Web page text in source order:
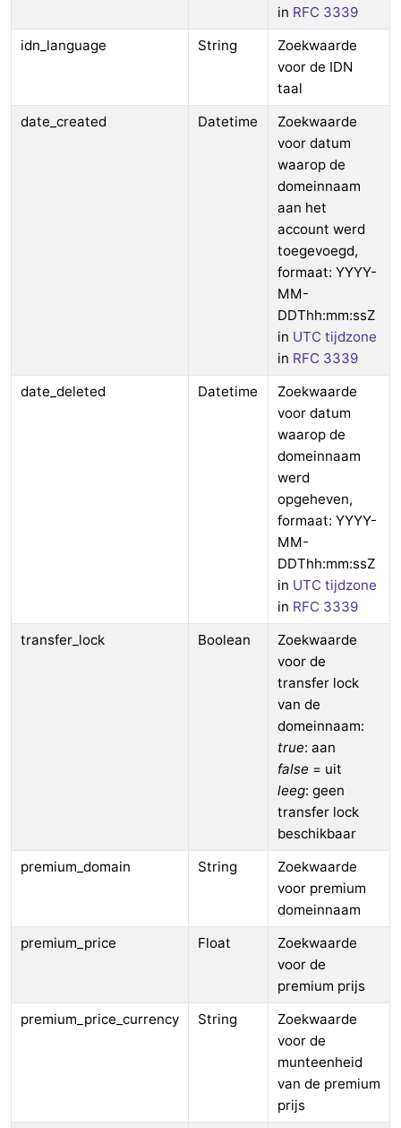
in RFC 3339
idn_language
String
Zoekwaarde
voor de IDN
taal
date_created
Datetime
Zoekwaarde
voor datum
waarop de
domeinnaam
aan het
account werd
toegevoegd,
formaat: YYYY-
MM-
DDThh:mm:ssZ
in UTC tijdzone
in RFC 3339
date_deleted
Datetime
Zoekwaarde
voor datum
waarop de
domeinnaam
werd
opgeheven,
formaat: YYYY-
MM-
DDThh:mm:ssZ
in UTC tijdzone
in RFC 3339
transfer_lock
Boolean
Zoekwaarde
voor de
transfer lock
van de
domeinnaam:
true: aan
false = uit
leeg: geen
transfer lock
beschikbaar
premium_domain
String
Zoekwaarde
voor premium
domeinnaam
premium_price
Float
Zoekwaarde
voor de
premium prijs
premium_price_currency
String
Zoekwaarde
voor de
munteenheid
van de premium
prijs